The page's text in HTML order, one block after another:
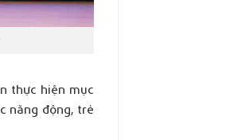
thực hiện mục
năng động, trẻ